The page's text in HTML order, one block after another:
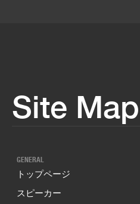
Site Map
GENERAL
トップページ
スピーカー